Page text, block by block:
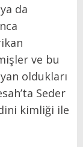
da
ve bu
oldukları
Seder
kimliği ile